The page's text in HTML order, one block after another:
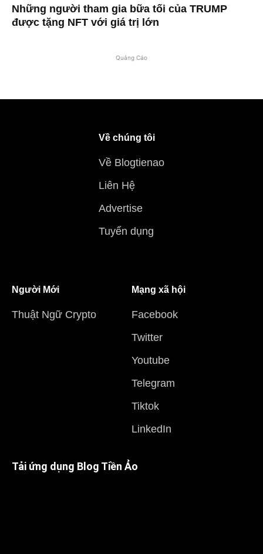
Những người tham gia bữa tối của TRUMP
được tặng NFT với giá trị lớn
Quảng Cáo
Về chúng tôi
Về Blogtienao
Liên Hệ
Advertise
Tuyển dụng
Người Mới
Thuật Ngữ Crypto
Mạng xã hội
Facebook
Twitter
Youtube
Telegram
Tiktok
LinkedIn
Tải ứng dụng Blog Tiền Ảo